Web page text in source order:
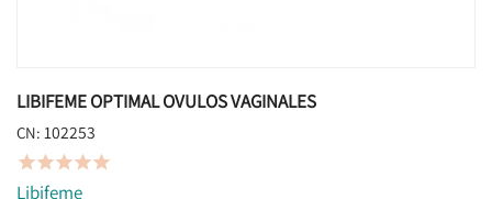
LIBIFEME OPTIMAL OVULOS VAGINALES
CN: 102253

Libifeme